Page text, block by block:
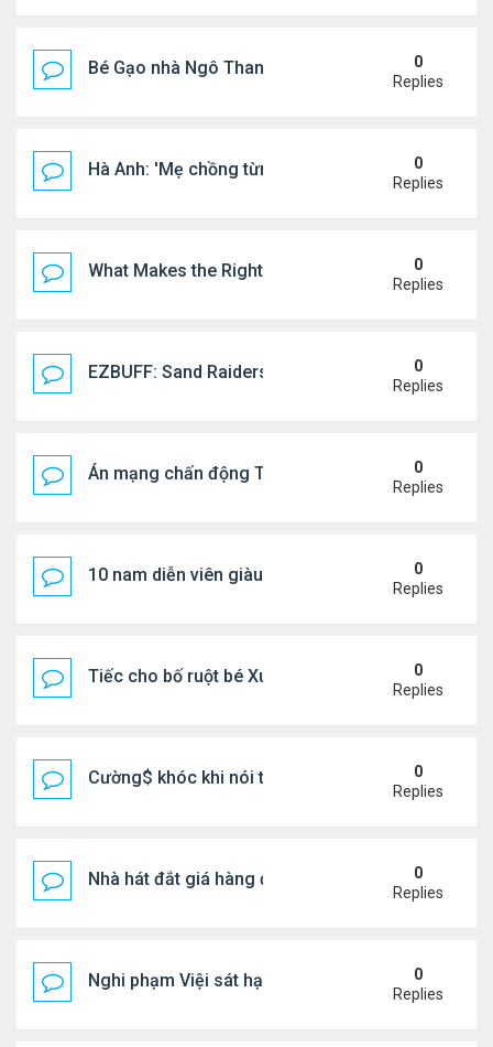
Bé Gạo nhà Ngô Thanh Vân dễ thương trong tiệc
0
Replies
Hà Anh: 'Mẹ chồng từng ngạc nhiên vì tôi luôn trả
0
Replies
What Makes the Right Retail POS Matter?0
Replies
EZBUFF: Sand Raiders of Sophie Farming
0
Replies
Án mạng chấn động Thái lan: hai chị em người
0
Replies
10 nam diễn viên giàu nhất Trung Quốc 2026
0
Replies
Tiếc cho bố ruột bé Xuân Mai ở Mỹ
0
Replies
Cường$ khóc khi nói thật về hôn nhân
0
Replies
Nhà hát đắt giá hàng đầu tg ở VN
0
Replies
Nghi phạm Việi sát hại cụ bà 91 tuổi, phi tang xác
0
Replies